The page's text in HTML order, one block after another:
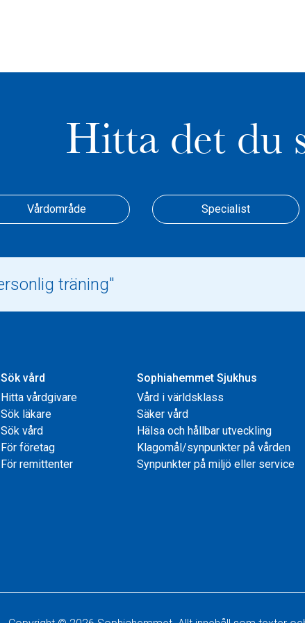
Hitta det du
Vårdområde Specialist
Sök vård
Hitta vårdgivare
Sök läkare
Sök vård
För företag
För remittenter
Sophiahemmet Sjukhus
Vård i världsklass
Säker vård
Hälsa och hållbar utveckling
Klagomål/synpunkter på vården
Synpunkter på miljö eller service